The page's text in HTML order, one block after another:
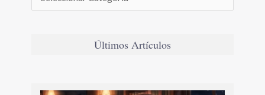
Últimos Artículos